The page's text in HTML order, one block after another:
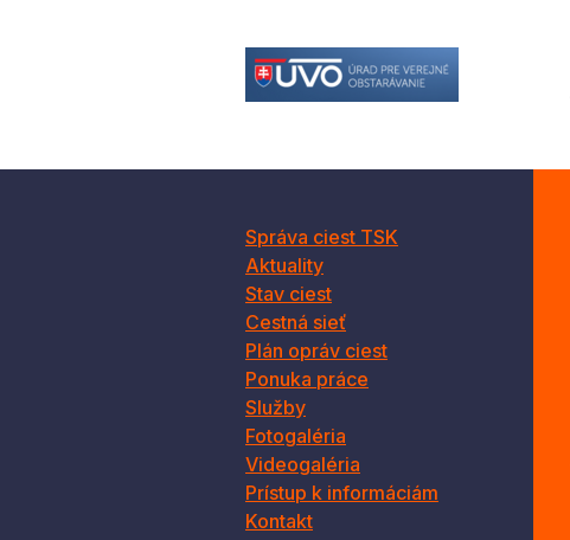
Správa ciest TSK
Aktuality
Stav ciest
Cestná sieť
Plán opráv ciest
Ponuka práce
Služby
Fotogaléria
Videogaléria
Prístup k informáciám
Kontakt